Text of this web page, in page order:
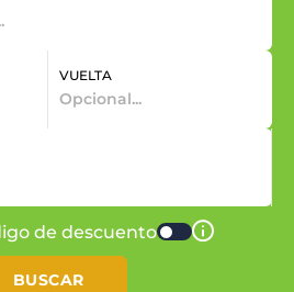
VUELTA
BUSCAR
de descuento